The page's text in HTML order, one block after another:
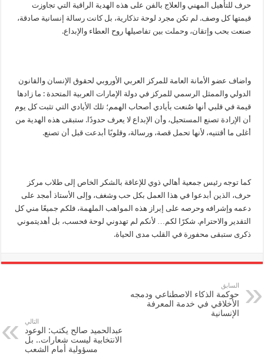
حرف للتأهيل المهني والعلاج بالفن على هذه الهدية الراقية التي تجاوزت
قيمتها كل وصف. لم تكن مجرد لوحة تذكارية، بل كانت رسالة إنسانية صادقة،
صنعت بحب وإتقان، وحملت بين تفاصيلها روح العطاء والإبداع.
واضاف عضو الأمانة العامة للمركز العربي الأوروبي لحقوق الإنسان والقانون
الدولي والممثل الرسمي للمركز في دولة الإمارات العربية المتحدة : ما زادها
قيمة في قلبي أنها صُنعت بأيادي أصحاب الهمم؛ تلك الأيادي التي تثبت كل يوم
أن الإرادة تصنع المستحيل، وأن الإبداع لا يعرف حدودًا. ستبقى هذه الهدية من
أغلى ما أقتنيه، لأنها تحمل قصة، ورسالة، وقلوبًا أبدعت قبل أن تصنع.
كما توجه رئيس جمعية أهالي ذوي للإعاقة بالشكر الخاص إلى طلاب مركز
حرف، الذين أبدعوا في هذا العمل بكل حب وشغف، وإلى الأستاذ أمجد على
دعمه وإشرافه وحرصه على إبراز هذه المواهب الملهمة، فلكم جميعًا مني كل
التقدير والاحترام. شكرًا لكم… لأنكم لم تهدوني لوحة فحسب، بل أهديتموني
ذكرى ستبقى محفورة في القلب مدى الحياة.
السابق
حوكمة الذكاء الاصطناعي ودمجه
الأخلاقي في خدمة المعرفة
الإنسانية
التالي
عبدالحميد صالح يكتب: الوعود
الانتخابية ليست شعارات.. بل
مسؤولية أمام الشعب